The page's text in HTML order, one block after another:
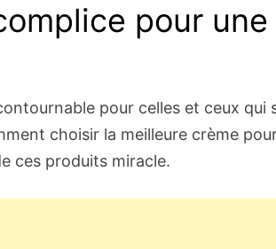
pour
pour celles et ceux qui
choisir la meilleure crème
ces produits miracle.